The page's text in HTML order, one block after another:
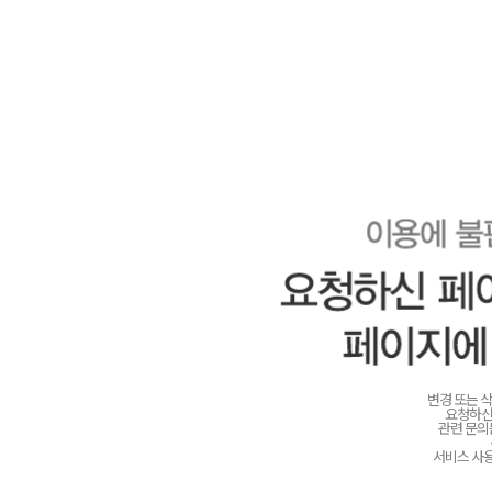
변경 또는
요청하
관련 문
서비스 사